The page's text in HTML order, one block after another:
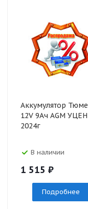
Аккумулятор
12V 9Ач AGM
2024г
В наличии
1 515 ₽
Подробнее